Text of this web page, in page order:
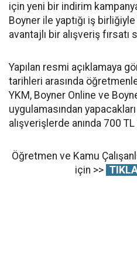
için yeni bir indirim
Boyner ile yaptığı iş
avantajlı bir alışveriş fırsatı
Yapılan resmi açıklamaya
tarihleri arasında
YKM, Boyner Online ve
uygulamasından
alışverişlerde anında 700
Öğretmen ve Kamu
için >>